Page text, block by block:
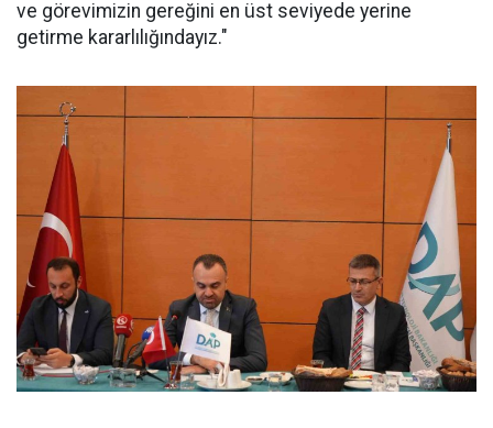
ve görevimizin gereğini en üst seviyede yerine
getirme kararlılığındayız."